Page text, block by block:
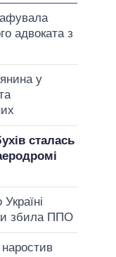
адвоката з
у
сталась
збила ППО